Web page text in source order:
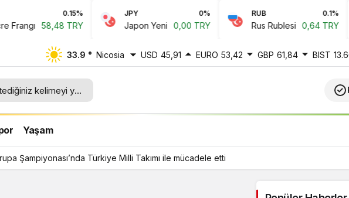
0.15%
58,48 TRY
JPY
Japon Yeni 0,00 TRY
RUB 0.1%
Rus Rublesi 0,64 TRY
33.9 ° Nicosia USD 45,91 EURO 53,42 GBP 61,84 BIST
Yaşam
Şampiyonası’nda Türkiye Milli Takımı ile mücadele etti